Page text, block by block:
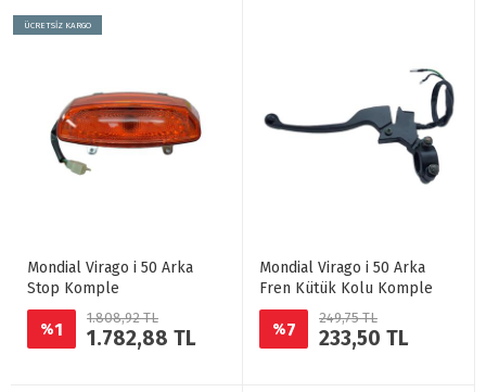
ÜCRETSİZ KARGO
Mondial Virago i 50 Arka
Stop Komple
%1
1.808,92 TL
1.782,88 TL
Mondial Virago i 50 Arka
Fren Kütük Kolu Komple
%7
249,75 TL
233,50 TL